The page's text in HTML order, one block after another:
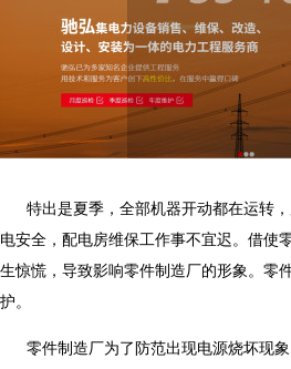
特出是夏季，全部机器开动都在运转
电安全，配电房维保工作事不宜迟。借使
生惊慌，导致影响零件制造厂的形象。零
护。
零件制造厂为了防范出现电源烧坏现